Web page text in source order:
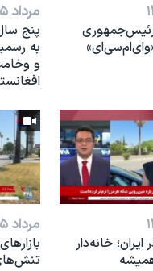
«وای‌ام‌سی‌ای»
مرداد ۱۵, ۱۴۰۵
پنج
به
و
خانه‌دار
مرداد ۱۵, ۱۴۰۵